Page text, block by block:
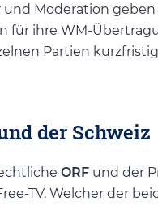
Moderation
für ihre WM-
Partien
der Schweiz
ORF und der
TV. Welcher der